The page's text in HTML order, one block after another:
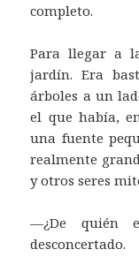
completo.
Para llegar a
jardín. Era
árboles a un
el que había,
una fuente
realmente
y otros seres
—¿De quién
desconcertado.